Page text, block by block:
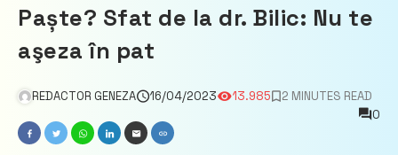
Paște? Sfat de la dr. Bilic: Nu te
aşeza în pat
REDACTOR GENEZA 16/04/2023 13.985
2 MINUTES READ
0